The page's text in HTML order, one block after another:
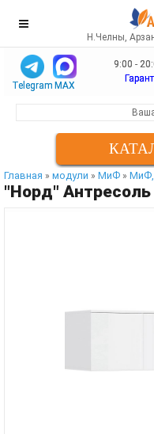
Н.Челны,
Telegram MAX
9:00 -
Главная » модули » МиФ »
"Норд"